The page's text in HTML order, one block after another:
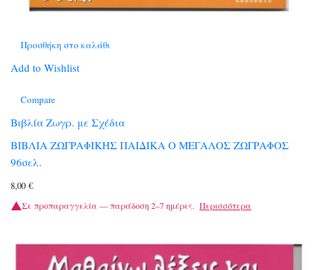
Προσθήκη στο καλάθι
Add to Wishlist
Compare
Βιβλία Ζωγρ. με Σχέδια
ΒΙΒΛΙΑ ΖΩΓΡΑΦΙΚΗΣ ΠΑΙΔΙΚΑ Ο ΜΕΓΑΛΟΣ ΖΩΓΡΑΦΟΣ
96σελ.
8,00 €
Σε προπαραγγελία — παράδοση 2–7 ημέρες. Περισσότερα